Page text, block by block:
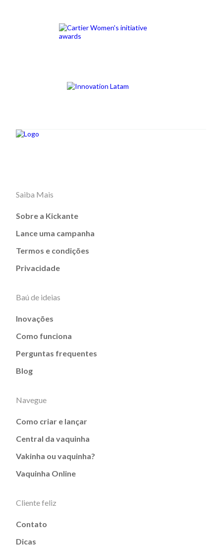
Saiba Mais
Sobre a Kickante
Lance uma campanha
Termos e condições
Privacidade
Baú de ideias
Inovações
Como funciona
Perguntas frequentes
Blog
Navegue
Como criar e lançar
Central da vaquinha
Vakinha ou vaquinha?
Vaquinha Online
Cliente feliz
Contato
Dicas